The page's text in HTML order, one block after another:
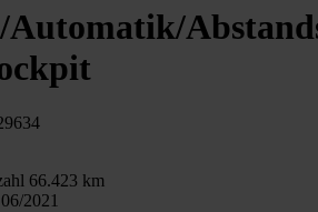
66.423 km
06/2021